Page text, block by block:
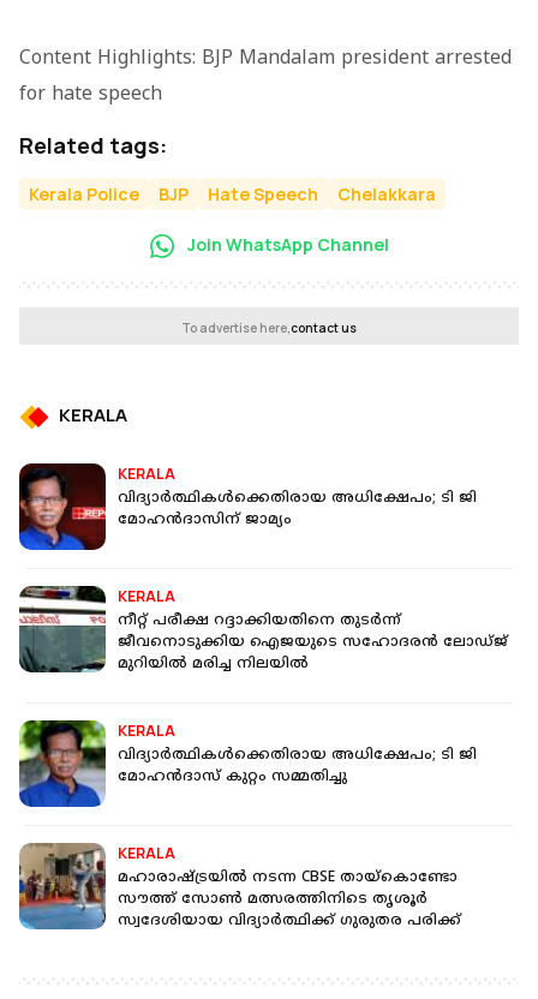
Content Highlights: BJP Mandalam president arrested
for hate speech
Related tags:
Kerala Police BJP Hate Speech Chelakkara
Join WhatsApp Channel
To advertise here,contact us
KERALA
KERALA
വിദ്യാര്‍ത്ഥികള്‍ക്കെതിരായ അധിക്ഷേപം; ടി ജി
മോഹൻദാസിന് ജാമ്യം
KERALA
നീറ്റ് പരീക്ഷ റദ്ദാക്കിയതിനെ തുടര്‍ന്ന്
ജീവനൊടുക്കിയ ഐജയുടെ സഹോദരന്‍ ലോഡ്ജ്
മുറിയില്‍ മരിച്ച നിലയില്‍
KERALA
വിദ്യാര്‍ത്ഥികള്‍ക്കെതിരായ അധിക്ഷേപം; ടി ജി
മോഹന്‍ദാസ് കുറ്റം സമ്മതിച്ചു
KERALA
മഹാരാഷ്ട്രയിൽ നടന്ന CBSE തായ്കൊണ്ടോ
സൗത്ത് സോൺ മത്സരത്തിനിടെ തൃശൂർ
സ്വദേശിയായ വിദ്യാർത്ഥിക്ക് ഗുരുതര പരിക്ക്